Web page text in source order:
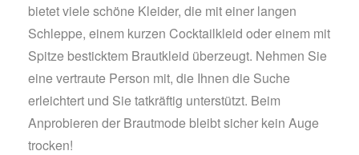
bietet viele schöne Kleider, die mit einer langen
Schleppe, einem kurzen Cocktailkleid oder einem mit
Spitze besticktem Brautkleid überzeugt. Nehmen Sie
eine vertraute Person mit, die Ihnen die Suche
erleichtert und Sie tatkräftig unterstützt. Beim
Anprobieren der Brautmode bleibt sicher kein Auge
trocken!